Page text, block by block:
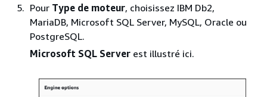
Pour Type de moteur, choisissez IBM Db2,
MariaDB, Microsoft SQL Server, MySQL, Oracle ou
PostgreSQL.
Microsoft SQL Server est illustré ici.